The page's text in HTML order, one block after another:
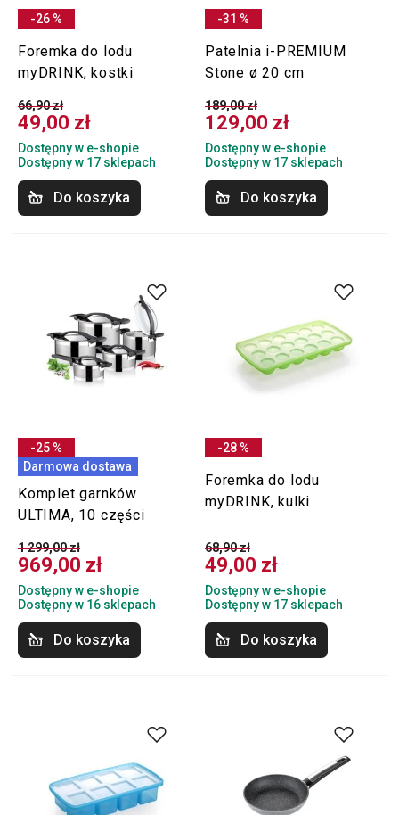
-26 %
Foremka do lodu
myDRINK, kostki
66,90 zł
49,00 zł
Dostępny w e-shopie
Dostępny w 17 sklepach
Do koszyka
-31 %
Patelnia i-PREMIUM
Stone ø 20 cm
189,00 zł
129,00 zł
Dostępny w e-shopie
Dostępny w 17 sklepach
Do koszyka
-25 %
Darmowa dostawa
Komplet garnków
ULTIMA, 10 części
1 299,00 zł
969,00 zł
Dostępny w e-shopie
Dostępny w 16 sklepach
Do koszyka
-28 %
Foremka do lodu
myDRINK, kulki
68,90 zł
49,00 zł
Dostępny w e-shopie
Dostępny w 17 sklepach
Do koszyka